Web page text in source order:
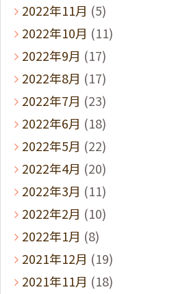
2022年11月 (5)
2022年10月 (11)
2022年9月 (17)
2022年8月 (17)
2022年7月 (23)
2022年6月 (18)
2022年5月 (22)
2022年4月 (20)
2022年3月 (11)
2022年2月 (10)
2022年1月 (8)
2021年12月 (19)
2021年11月 (18)